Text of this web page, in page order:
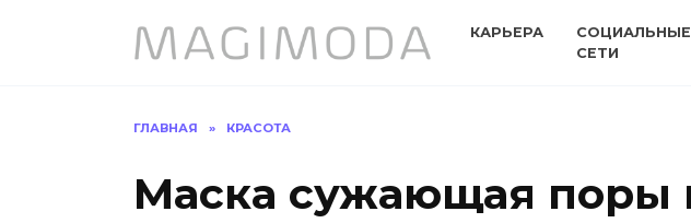
КАРЬЕРА
СОЦИАЛЬНЫЕ
СЕТИ
ГЛАВНАЯ » КРАСОТА
Маска сужающая поры